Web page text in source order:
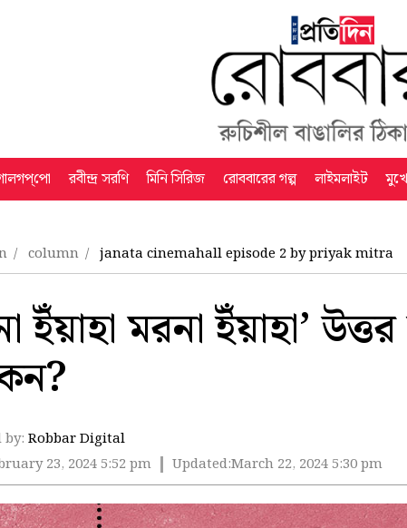
রবীন্দ্র সরণি মিনি সিরিজ রোববারের গল্প লাইমলাইট
column janata cinemahall episode 2 by priyak mitra
ইঁয়াহা মরনা ইঁয়াহা’
by: Robbar Digital
23, 2024 5:52 pm Updated:March 22, 2024 5:30 pm